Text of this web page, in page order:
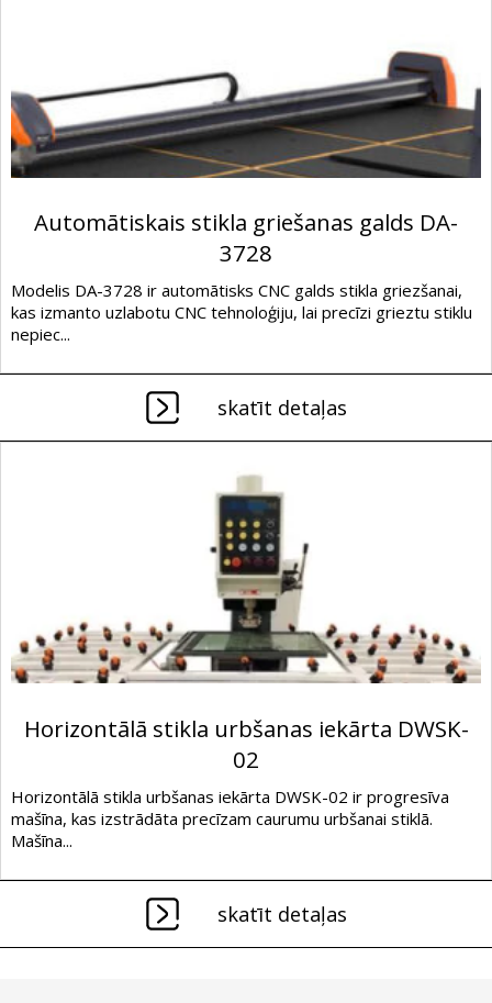
Automātiskais stikla griešanas galds DA-
3728
Modelis DA-3728 ir automātisks CNC galds stikla griezšanai,
kas izmanto uzlabotu CNC tehnoloģiju, lai precīzi grieztu stiklu
nepiec...
skatīt detaļas
Horizontālā stikla urbšanas iekārta DWSK-
02
Horizontālā stikla urbšanas iekārta DWSK-02 ir progresīva
mašīna, kas izstrādāta precīzam caurumu urbšanai stiklā.
Mašīna...
skatīt detaļas